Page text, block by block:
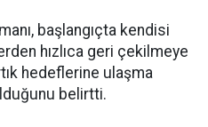
başlangıçta kendisi
hızlıca geri çekilmeye
hedeflerine ulaşma
belirtti.